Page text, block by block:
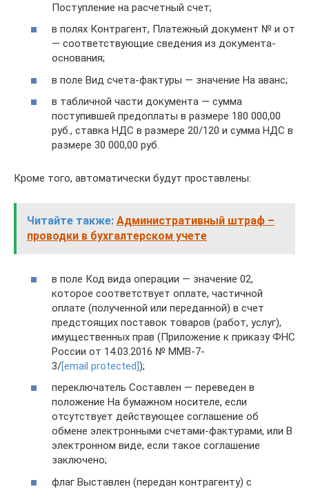
Поступление на расчетный счет;
в полях Контрагент, Платежный документ № и от
— соответствующие сведения из документа-
основания;
в поле Вид счета-фактуры — значение На аванс;
в табличной части документа — сумма
поступившей предоплаты в размере 180 000,00
руб., ставка НДС в размере 20/120 и сумма НДС в
размере 30 000,00 руб.
Кроме того, автоматически будут проставлены:
Читайте также: Административный штраф –
проводки в бухгалтерском учете
в поле Код вида операции — значение 02,
которое соответствует оплате, частичной
оплате (полученной или переданной) в счет
предстоящих поставок товаров (работ, услуг),
имущественных прав (Приложение к приказу ФНС
России от 14.03.2016 № ММВ-7-
3/[email protected]);
переключатель Составлен — переведен в
положение На бумажном носителе, если
отсутствует действующее соглашение об
обмене электронными счетами-фактурами, или В
электронном виде, если такое соглашение
заключено;
флаг Выставлен (передан контрагенту) с